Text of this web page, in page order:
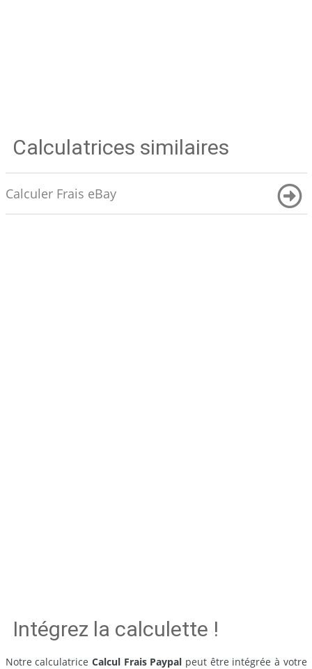
Calculatrices similaires
Calculer Frais eBay
Intégrez la calculette !
Notre calculatrice Calcul Frais Paypal peut être intégrée à votre